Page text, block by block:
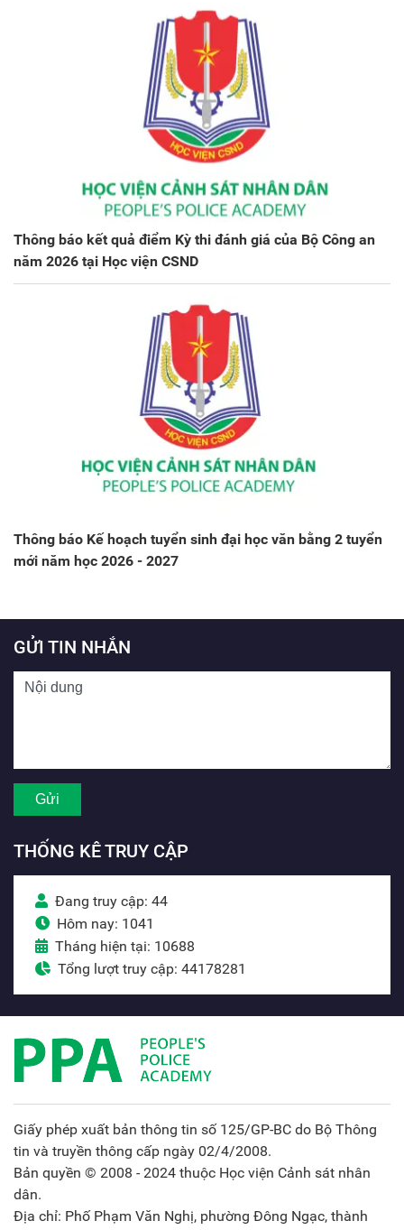
Thông báo kết quả điểm Kỳ thi đánh giá của Bộ Công an
năm 2026 tại Học viện CSND
Thông báo Kế hoạch tuyển sinh đại học văn bằng 2 tuyển
mới năm học 2026 - 2027
GỬI TIN NHẮN
THỐNG KÊ TRUY CẬP
Đang truy cập: 44
Hôm nay: 1041
Tháng hiện tại: 10688
Tổng lượt truy cập: 44178281
Giấy phép xuất bản thông tin số 125/GP-BC do Bộ Thông
tin và truyền thông cấp ngày 02/4/2008.
Bản quyền © 2008 - 2024 thuộc Học viện Cảnh sát nhân
dân.
Địa chỉ: Phố Phạm Văn Nghị, phường Đông Ngạc, thành